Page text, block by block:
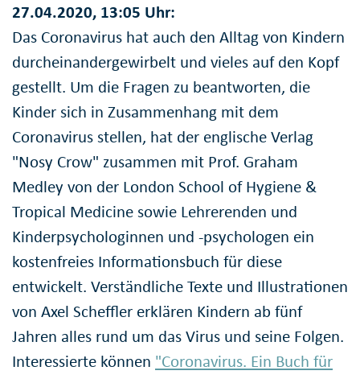
27.04.2020, 13:05 Uhr:
Das Coronavirus hat auch den Alltag von Kindern
durcheinandergewirbelt und vieles auf den Kopf
gestellt. Um die Fragen zu beantworten, die
Kinder sich in Zusammenhang mit dem
Coronavirus stellen, hat der englische Verlag
"Nosy Crow" zusammen mit Prof. Graham
Medley von der London School of Hygiene &
Tropical Medicine sowie Lehrerenden und
Kinderpsychologinnen und -psychologen ein
kostenfreies Informationsbuch für diese
entwickelt. Verständliche Texte und Illustrationen
von Axel Scheffler erklären Kindern ab fünf
Jahren alles rund um das Virus und seine Folgen.
Interessierte können "Coronavirus. Ein Buch für